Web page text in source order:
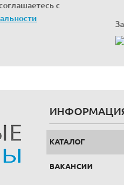
с
КАТАЛОГ
ВАКАНСИИ